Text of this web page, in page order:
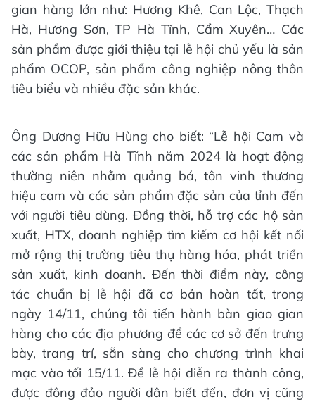
gian hàng lớn như: Hương Khê, Can Lộc, Thạch
Hà, Hương Sơn, TP Hà Tĩnh, Cẩm Xuyên… Các
sản phẩm được giới thiệu tại lễ hội chủ yếu là sản
phẩm OCOP, sản phẩm công nghiệp nông thôn
tiêu biểu và nhiều đặc sản khác.
Ông Dương Hữu Hùng cho biết: “Lễ hội Cam và
các sản phẩm Hà Tĩnh năm 2024 là hoạt động
thường niên nhằm quảng bá, tôn vinh thương
hiệu cam và các sản phẩm đặc sản của tỉnh đến
với người tiêu dùng. Đồng thời, hỗ trợ các hộ sản
xuất, HTX, doanh nghiệp tìm kiếm cơ hội kết nối
mở rộng thị trường tiêu thụ hàng hóa, phát triển
sản xuất, kinh doanh. Đến thời điểm này, công
tác chuẩn bị lễ hội đã cơ bản hoàn tất, trong
ngày 14/11, chúng tôi tiến hành bàn giao gian
hàng cho các địa phương để các cơ sở đến trưng
bày, trang trí, sẵn sàng cho chương trình khai
mạc vào tối 15/11. Để lễ hội diễn ra thành công,
được đông đảo người dân biết đến, đơn vị cũng